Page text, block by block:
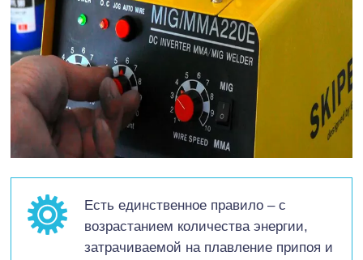
Есть единственное правило – с
возрастанием количества энергии,
затрачиваемой на плавление припоя и